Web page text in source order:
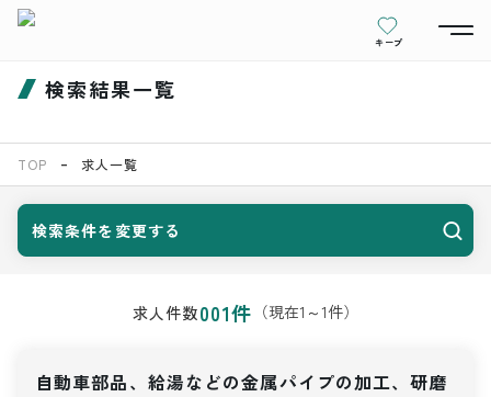
キープ
検索結果一覧
TOP 求人一覧
検索条件を変更する
求人件数001件 （現在1 ～1件）
自動車部品、給湯などの金属パイプの加工、研磨